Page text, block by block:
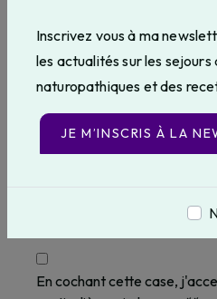
Inscrivez vous à ma
les actualités sur les sejours
naturopathiques et des
JE M’INSCRIS À LA
En cochant cette case,